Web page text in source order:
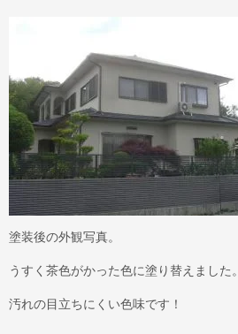
塗装後の外観写真。
うすく茶色がかった色に塗り替えました。
汚れの目立ちにくい色味です！